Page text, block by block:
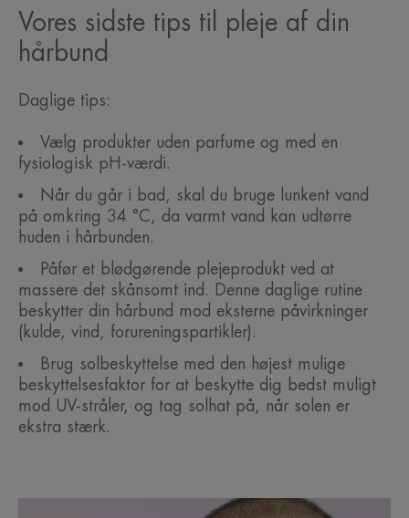
Vores sidste tips til pleje af din
hårbund
Daglige tips:
Vælg produkter uden parfume og med en
fysiologisk pH-værdi.
Når du går i bad, skal du bruge lunkent vand
på omkring 34 °C, da varmt vand kan udtørre
huden i hårbunden.
Påfør et blødgørende plejeprodukt ved at
massere det skånsomt ind. Denne daglige rutine
beskytter din hårbund mod eksterne påvirkninger
(kulde, vind, forureningspartikler).
Brug solbeskyttelse med den højest mulige
beskyttelsesfaktor for at beskytte dig bedst muligt
mod UV-stråler, og tag solhat på, når solen er
ekstra stærk.